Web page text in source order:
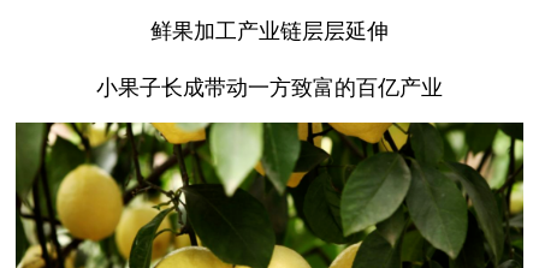
鲜果加工产业链层层延伸
小果子长成带动一方致富的百亿产业